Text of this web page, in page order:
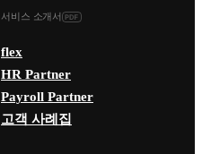
서비스 소개서
flex
HR Partner
Payroll Partner
고객 사례집